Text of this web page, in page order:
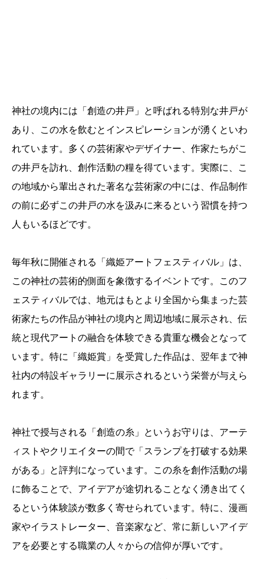
神社の境内には「創造の井戸」と呼ばれる特別な井戸が
あり、この水を飲むとインスピレーションが湧くといわ
れています。多くの芸術家やデザイナー、作家たちがこ
の井戸を訪れ、創作活動の糧を得ています。実際に、こ
の地域から輩出された著名な芸術家の中には、作品制作
の前に必ずこの井戸の水を汲みに来るという習慣を持つ
人もいるほどです。
毎年秋に開催される「織姫アートフェスティバル」は、
この神社の芸術的側面を象徴するイベントです。このフ
ェスティバルでは、地元はもとより全国から集まった芸
術家たちの作品が神社の境内と周辺地域に展示され、伝
統と現代アートの融合を体験できる貴重な機会となって
います。特に「織姫賞」を受賞した作品は、翌年まで神
社内の特設ギャラリーに展示されるという栄誉が与えら
れます。
神社で授与される「創造の糸」というお守りは、アーテ
ィストやクリエイターの間で「スランプを打破する効果
がある」と評判になっています。この糸を創作活動の場
に飾ることで、アイデアが途切れることなく湧き出てく
るという体験談が数多く寄せられています。特に、漫画
家やイラストレーター、音楽家など、常に新しいアイデ
アを必要とする職業の人々からの信仰が厚いです。